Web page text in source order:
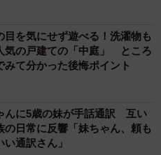
目を気にせず遊べる！洗濯物も
気の戸建ての「中庭」 ところ
て分かった後悔ポイント
んに5歳の妹が手話通訳 互い
の日常に反響「妹ちゃん、頼も
通訳さん」